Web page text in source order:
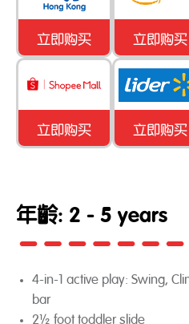
立即购买 立即购买
立即购买 立即购买
年齡: 2 - 5 years
4-in-1 active play: Swing,
bar
2½ foot toddler slide